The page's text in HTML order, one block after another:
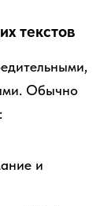
текстов
Обычно
и